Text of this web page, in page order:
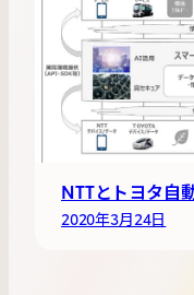
NTTとトヨタ自
2020年3月24日